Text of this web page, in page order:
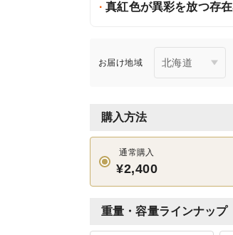
真紅色が異彩を放つ存
お届け地域
購入方法
通常購入
¥2,400
重量・容量ラインナップ